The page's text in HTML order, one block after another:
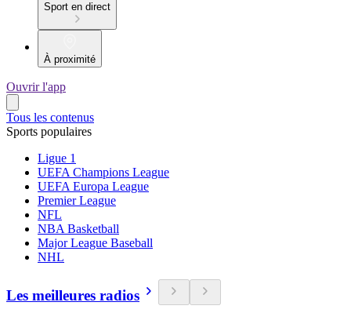
Sport en direct
À proximité
Ouvrir l'app
Tous les contenus
Sports populaires
Ligue 1
UEFA Champions League
UEFA Europa League
Premier League
NFL
NBA Basketball
Major League Baseball
NHL
Les meilleures radios